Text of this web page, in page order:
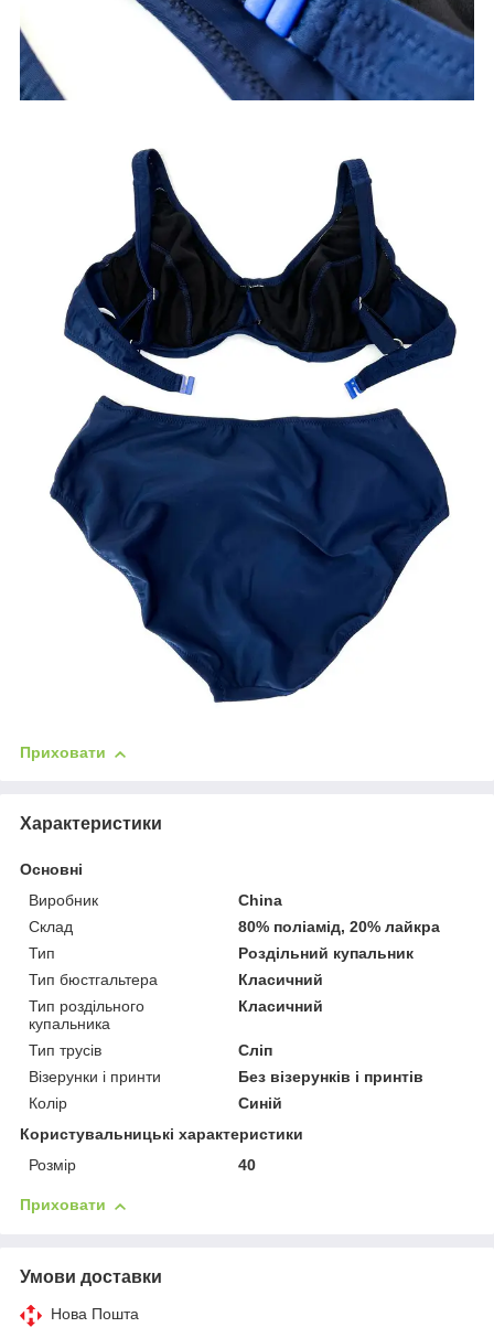
Приховати
Характеристики
Основні
Виробник
China
Склад
80% поліамід, 20% лайкра
Тип
Роздільний купальник
Тип бюстгальтера
Класичний
Тип роздільного
купальника
Класичний
Тип трусів
Сліп
Візерунки і принти
Без візерунків і принтів
Колір
Синій
Користувальницькі характеристики
Розмір
40
Приховати
Умови доставки
Нова Пошта